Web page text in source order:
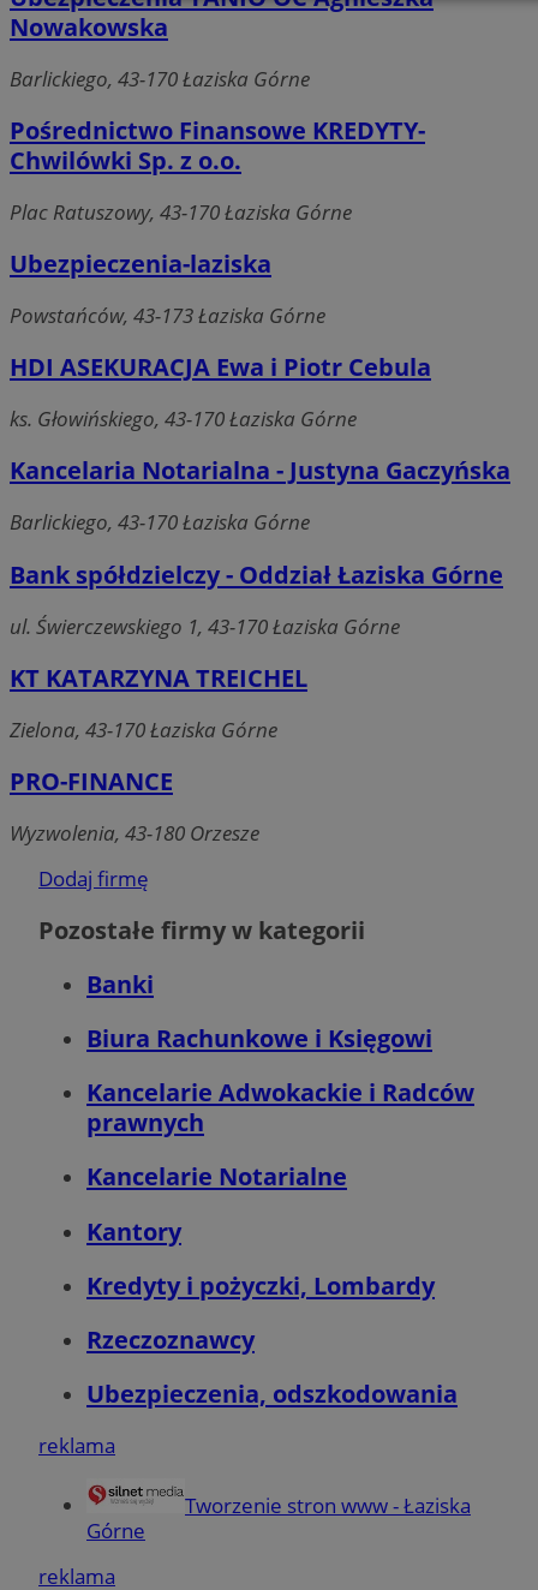
Nowakowska
Barlickiego, 43-170 Łaziska Górne
Pośrednictwo Finansowe KREDYTY-
Chwilówki Sp. z o.o.
Plac Ratuszowy, 43-170 Łaziska Górne
Ubezpieczenia-laziska
Powstańców, 43-173 Łaziska Górne
HDI ASEKURACJA Ewa i Piotr Cebula
ks. Głowińskiego, 43-170 Łaziska Górne
Kancelaria Notarialna - Justyna Gaczyńska
Barlickiego, 43-170 Łaziska Górne
Bank spółdzielczy - Oddział Łaziska Górne
ul. Świerczewskiego 1, 43-170 Łaziska Górne
KT KATARZYNA TREICHEL
Zielona, 43-170 Łaziska Górne
PRO-FINANCE
Wyzwolenia, 43-180 Orzesze
Dodaj firmę
Pozostałe firmy w kategorii
Banki
Biura Rachunkowe i Księgowi
Kancelarie Adwokackie i Radców
prawnych
Kancelarie Notarialne
Kantory
Kredyty i pożyczki, Lombardy
Rzeczoznawcy
Ubezpieczenia, odszkodowania
reklama
Tworzenie stron www - Łaziska
Górne
reklama
Niezbędne
funkcji strony internetowej, takich jak logowanie użytkownika i
zarządzanie kontem. Bez niezbędnych plików cookie nie można
SessID
laziska.com.pl 1 rok
QeSessID laziska.com.pl